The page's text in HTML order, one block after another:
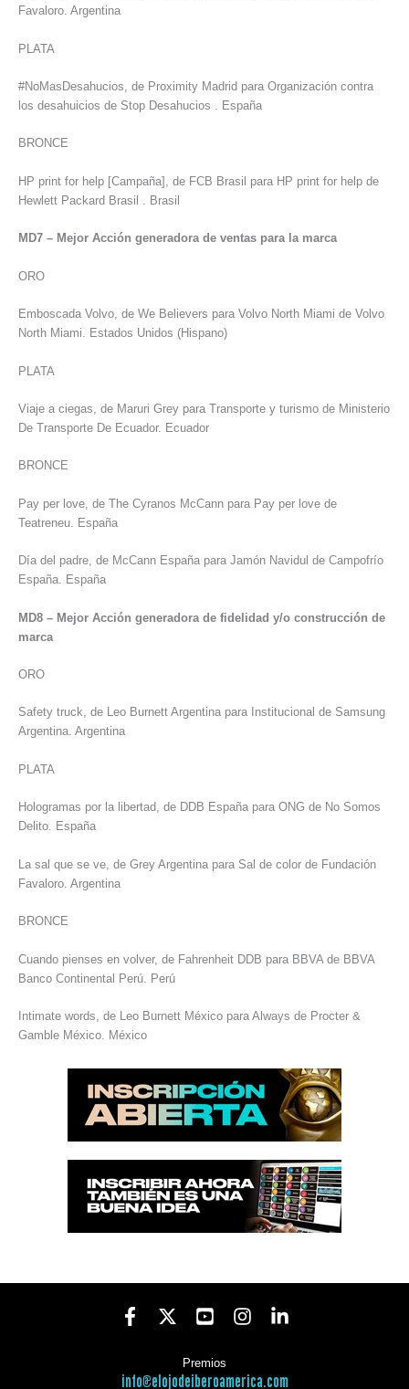
Favaloro. Argentina
PLATA
#NoMasDesahucios, de Proximity Madrid para Organización contra
los desahuicios de Stop Desahucios . España
BRONCE
HP print for help [Campaña], de FCB Brasil para HP print for help de
Hewlett Packard Brasil . Brasil
MD7 – Mejor Acción generadora de ventas para la marca
ORO
Emboscada Volvo, de We Believers para Volvo North Miami de Volvo
North Miami. Estados Unidos (Hispano)
PLATA
Viaje a ciegas, de Maruri Grey para Transporte y turismo de Ministerio
De Transporte De Ecuador. Ecuador
BRONCE
Pay per love, de The Cyranos McCann para Pay per love de
Teatreneu. España
Día del padre, de McCann España para Jamón Navidul de Campofrío
España. España
MD8 – Mejor Acción generadora de fidelidad y/o construcción de
marca
ORO
Safety truck, de Leo Burnett Argentina para Institucional de Samsung
Argentina. Argentina
PLATA
Hologramas por la libertad, de DDB España para ONG de No Somos
Delito. España
La sal que se ve, de Grey Argentina para Sal de color de Fundación
Favaloro. Argentina
BRONCE
Cuando pienses en volver, de Fahrenheit DDB para BBVA de BBVA
Banco Continental Perú. Perú
Intimate words, de Leo Burnett México para Always de Procter &
Gamble México. México
Premios
info@elojodeiberoamerica.com